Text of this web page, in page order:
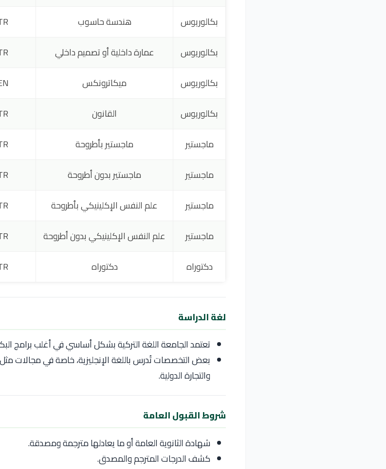
بكالوريوس
هندسة حاسوب
بكالوريوس
عمارة داخلية أو تصميم داخلي
بكالوريوس
ميكاترونكس
بكالوريوس
القانون
ماجستير
ماجستير بأطروحة
ماجستير
ماجستير بدون أطروحة
ماجستير
علم النفس الإكلينيكي بأطروحة
ماجستير
علم النفس الإكلينيكي بدون أطروحة
دكتوراه
دكتوراه
لغة الدراسة
تعتمد الجامعة اللغة التركية بشكل أساسي في أغلب برامج
بعض التخصصات تُدرس باللغة الإنجليزية، خاصة في مجالات مثل
والتجارة الدولية.
شروط القبول العامة
شهادة الثانوية العامة أو ما يعادلها مترجمة ومصدقة.
كشف الدرجات المترجم والمصدق.